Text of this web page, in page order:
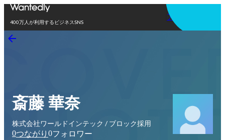
400万人が利用するビジネスSNS
アプリを使う
斎藤 華奈
株式会社ワールドインテック / ブロック採用
0つながり 0フォロワー